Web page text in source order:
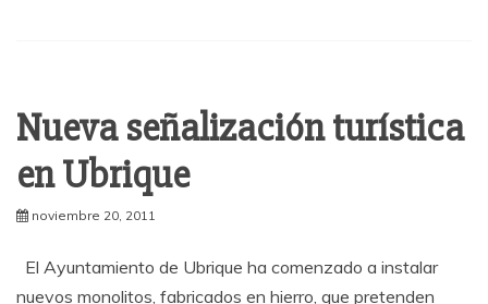
Nueva señalización turística
en Ubrique
noviembre 20, 2011
El Ayuntamiento de Ubrique ha comenzado a instalar
nuevos monolitos, fabricados en hierro, que pretenden